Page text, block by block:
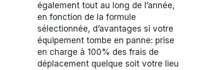
également tout au long de l’année,
en fonction de la formule
sélectionnée, d’avantages si votre
équipement tombe en panne: prise
en charge à 100% des frais de
déplacement quelque soit votre lieu